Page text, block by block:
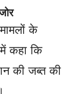
के
कहा कि
की जब्त की